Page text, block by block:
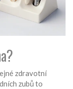
zdravotní
zubů to